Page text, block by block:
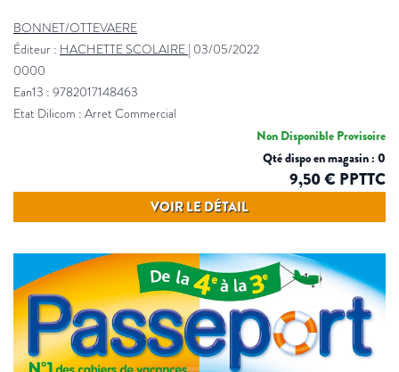
BONNET/OTTEVAERE
Éditeur : HACHETTE SCOLAIRE | 03/05/2022
0000
Ean13 : 9782017148463
Etat Dilicom : Arret Commercial
Non Disponible Provisoire
Qté dispo en magasin : 0
9,50 € PPTTC
VOIR LE DÉTAIL